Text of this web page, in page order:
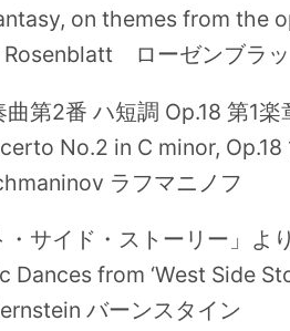
on themes from the
Rosenblatt ローゼンブラ
曲第2番 ハ短調 Op.18 第1楽
No.2 in C minor,
ラフマニノフ
・サイド・ストーリー」よ
Dances from ‘West Side
バーンスタイン